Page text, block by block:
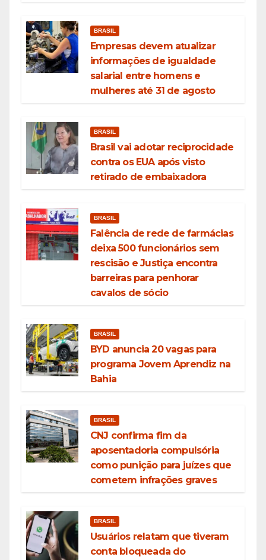
BRASIL
Empresas devem atualizar
informações de igualdade
salarial entre homens e
mulheres até 31 de agosto
BRASIL
Brasil vai adotar reciprocidade
contra os EUA após visto
retirado de embaixadora
BRASIL
Falência de rede de farmácias
deixa 500 funcionários sem
rescisão e Justiça encontra
barreiras para penhorar
cavalos de sócio
BRASIL
BYD anuncia 20 vagas para
programa Jovem Aprendiz na
Bahia
BRASIL
CNJ confirma fim da
aposentadoria compulsória
como punição para juízes que
cometem infrações graves
BRASIL
Usuários relatam que tiveram
conta bloqueada do